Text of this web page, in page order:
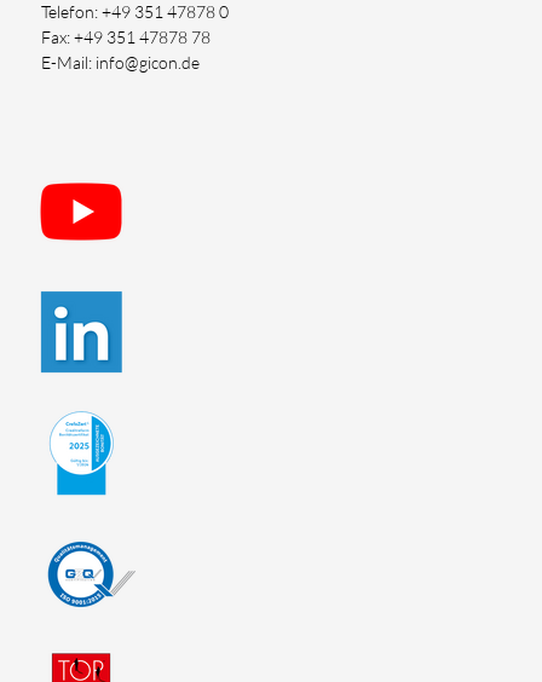
Telefon: +49 351 47878 0
Fax: +49 351 47878 78
E-Mail: info@gicon.de